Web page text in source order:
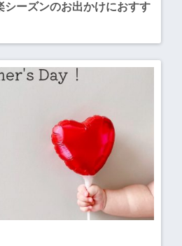
シーズンのお出かけにおすす